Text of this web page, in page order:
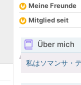
Meine Freunde
Mitglied seit
Über mich
私はソマンサ・